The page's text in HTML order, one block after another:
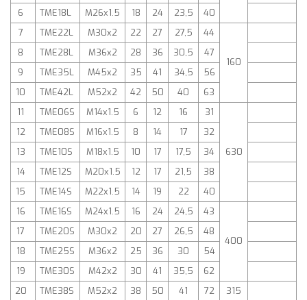
6
TME18L M26x1.5 18 24 23,5
40
7
TME22L M30x2 22 27 27,5 44
160
8 TME28L M36x2 28 36 30,5
47
9
TME35L M45x2 35 41 34,5
56
10
TME42L M52x2 42 50 40
63
11
TME06S M14x1.5 6 12 16 31
630
12 TME08S M16x1.5 8 14 17
32
13
TME10S M18x1.5 10 17 17,5
34
14
TME12S M20x1.5 12 17 21,5
38
15
TME14S M22x1.5 14 19 22
40
16
TME16S M24x1.5 16 24 24,5 43
400
17 TME20S M30x2 20 27 26,5
48
18
TME25S M36x2 25 36 30
54
19
TME30S M42x2 30 41 35,5
62
20
TME38S M52x2 38 50 41 72 315